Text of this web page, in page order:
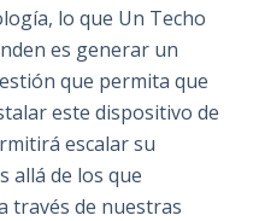
lo que Un Techo
es generar un
que permita que
este dispositivo de
escalar su
allá de los que
través de nuestras